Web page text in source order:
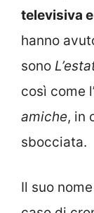
televisiva
hanno
sono
così come
amiche, in
sbocciata.
Il suo